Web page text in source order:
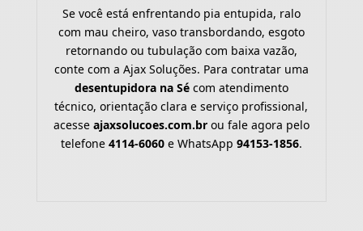
Se você está enfrentando pia entupida, ralo
com mau cheiro, vaso transbordando, esgoto
retornando ou tubulação com baixa vazão,
conte com a Ajax Soluções. Para contratar uma
desentupidora na Sécom atendimento
técnico, orientação clara e serviço profissional,
acesse ajaxsolucoes.com.brou fale agora pelo
telefone 4114-6060e WhatsApp 94153-1856.